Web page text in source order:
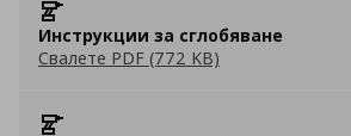
Инструкции за сглобяване
Свалете PDF (772 KB)